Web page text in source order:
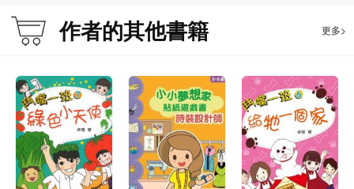
為減少讀者學習的壓力，能視這本書為消閒遊戲書，書中加入了大量輕鬆活潑的
元素，包括邀請了《鬥嘴一班》作者卓瑩在每個關卡各撰寫一個短篇漫畫故事，
開心、學得愉快。而在考驗完結後，本書更附加了補充資料，來提供充實的相關
知識。
完成所有關卡後，也可以把總分加起來，參閱評分表，看看自己達到什麼排名和
稱號！
作者的其他書籍 更多>